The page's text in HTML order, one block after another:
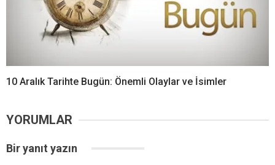
10 Aralık Tarihte Bugün: Önemli Olaylar ve İsimler
YORUMLAR
Bir yanıt yazın